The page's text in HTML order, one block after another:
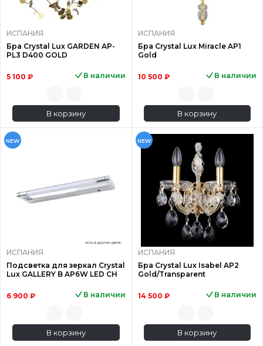
ИСПАНИЯ
Бра Crystal Lux GARDEN AP-
PL3 D400 GOLD
5 100 ₽ В наличии
В корзину
ИСПАНИЯ
Бра Crystal Lux Miracle AP1
Gold
10 500 ₽ В наличии
В корзину
NEW
ИСПАНИЯ
Подсветка для зеркал Crystal
Lux GALLERY B AP6W LED CH
6 900 ₽ В наличии
В корзину
NEW
ИСПАНИЯ
Бра Crystal Lux Isabel AP2
Gold/Transparent
14 500 ₽ В наличии
В корзину